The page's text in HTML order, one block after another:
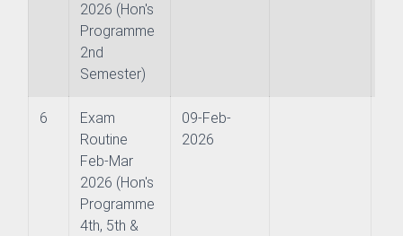
and Technology Transfer Centre
2026 (Hon's
Programme
2nd
Semester)
6
Exam
Routine
Feb-Mar
2026 (Hon's
Programme
4th, 5th &
09-Feb-
2026